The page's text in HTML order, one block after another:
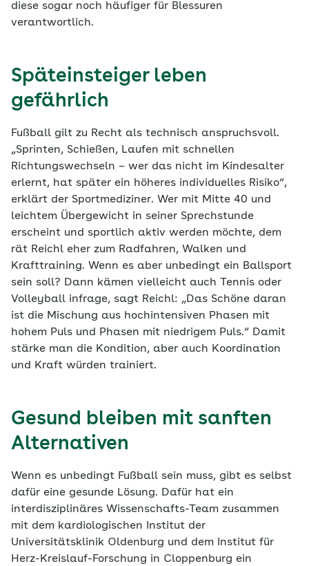
diese sogar noch häufiger für Blessuren
verantwortlich.
Späteinsteiger leben
gefährlich
Fußball gilt zu Recht als technisch anspruchsvoll.
„Sprinten, Schießen, Laufen mit schnellen
Richtungswechseln – wer das nicht im Kindesalter
erlernt, hat später ein höheres individuelles Risiko“,
erklärt der Sportmediziner. Wer mit Mitte 40 und
leichtem Übergewicht in seiner Sprechstunde
erscheint und sportlich aktiv werden möchte, dem
rät Reichl eher zum Radfahren, Walken und
Krafttraining. Wenn es aber unbedingt ein Ballsport
sein soll? Dann kämen vielleicht auch Tennis oder
Volleyball infrage, sagt Reichl: „Das Schöne daran
ist die Mischung aus hochintensiven Phasen mit
hohem Puls und Phasen mit niedrigem Puls.“ Damit
stärke man die Kondition, aber auch Koordination
und Kraft würden trainiert.
Gesund bleiben mit sanften
Alternativen
Wenn es unbedingt Fußball sein muss, gibt es selbst
dafür eine gesunde Lösung. Dafür hat ein
interdisziplinäres Wissenschafts-Team zusammen
mit dem kardiologischen Institut der
Universitätsklinik Oldenburg und dem Institut für
Herz-Kreislauf-Forschung in Cloppenburg ein